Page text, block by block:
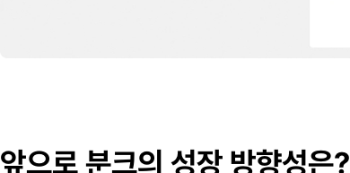
앞으로 분크의 성장 방향성은?